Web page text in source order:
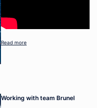
Read more
Working with team Brunel